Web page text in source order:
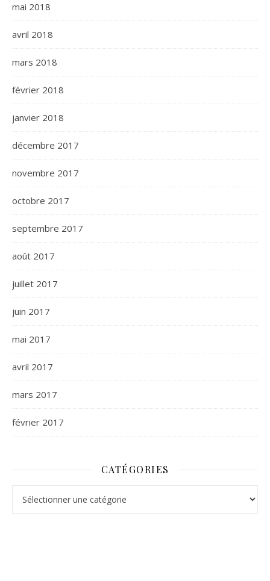
mai 2018
avril 2018
mars 2018
février 2018
janvier 2018
décembre 2017
novembre 2017
octobre 2017
septembre 2017
août 2017
juillet 2017
juin 2017
mai 2017
avril 2017
mars 2017
février 2017
CATÉGORIES